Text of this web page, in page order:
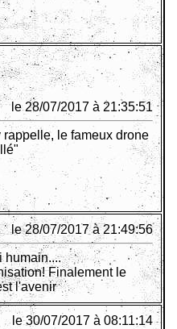
le 28/07/2017 à 21:35:51
rappelle, le fameux drone
le 28/07/2017 à 21:49:56
humain....
Finalement le
l'avenir
le 30/07/2017 à 08:11:14